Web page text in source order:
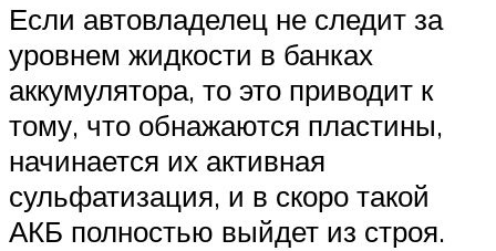
Если автовладелец не следит за
уровнем жидкости в банках
аккумулятора, то это приводит к
тому, что обнажаются пластины,
начинается их активная
сульфатизация, и в скоро такой
АКБ полностью выйдет из строя.